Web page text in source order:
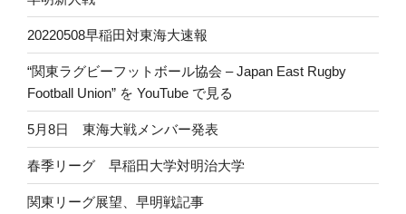
20220508早稲田対東海大速報
“関東ラグビーフットボール協会 – Japan East Rugby
Football Union” を YouTube で見る
5月8日 東海大戦メンバー発表
春季リーグ 早稲田大学対明治大学
関東リーグ展望、早明戦記事